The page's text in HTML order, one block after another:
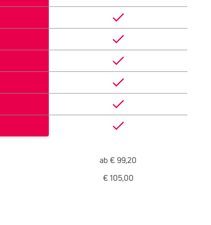
ab € 99,20
€ 105,00